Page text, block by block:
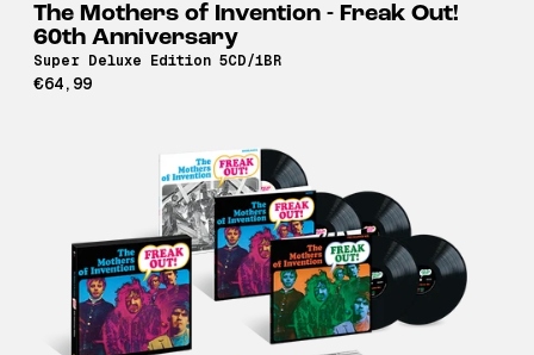
The Mothers of Invention - Freak Out!
60th Anniversary
Super Deluxe Edition 5CD/1BR
€64,99